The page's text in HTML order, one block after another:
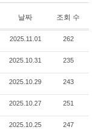
날짜 조회 수
2025.11.01 262
2025.10.31 235
2025.10.29 243
2025.10.27 251
2025.10.25 247